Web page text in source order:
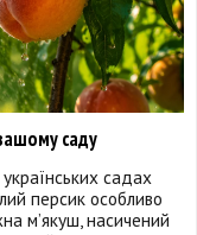
саду
садах
персик особливо
м’якуш, насичений